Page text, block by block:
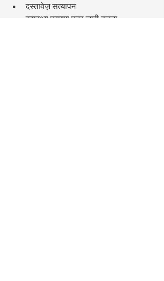
दस्तावेज़ सत्यापन
स्वास्थ्य प्रमाण पत्र जारी करना